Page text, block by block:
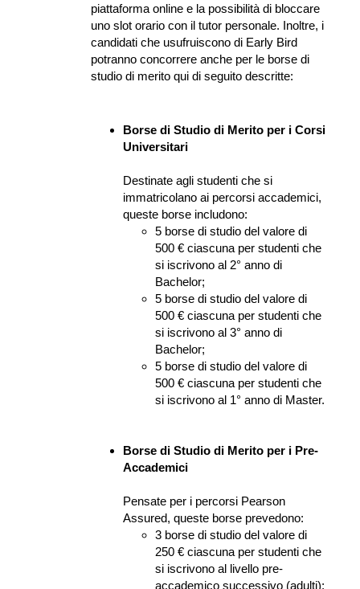
piattaforma online e la possibilità di bloccare
uno slot orario con il tutor personale. Inoltre, i
candidati che usufruiscono di Early Bird
potranno concorrere anche per le borse di
studio di merito qui di seguito descritte:
Borse di Studio di Merito per i Corsi
Universitari
Destinate agli studenti che si
immatricolano ai percorsi accademici,
queste borse includono:
5 borse di studio del valore di
500 € ciascuna per studenti che
si iscrivono al 2° anno di
Bachelor;
5 borse di studio del valore di
500 € ciascuna per studenti che
si iscrivono al 3° anno di
Bachelor;
5 borse di studio del valore di
500 € ciascuna per studenti che
si iscrivono al 1° anno di Master.
Borse di Studio di Merito per i Pre-
Accademici
Pensate per i percorsi Pearson
Assured, queste borse prevedono:
3 borse di studio del valore di
250 € ciascuna per studenti che
si iscrivono al livello pre-
accademico successivo (adulti);